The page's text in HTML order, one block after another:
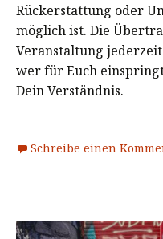
Rückerstattung oder
möglich ist. Die
Veranstaltung
wer für Euch
Dein Verständnis.
Schreibe einen